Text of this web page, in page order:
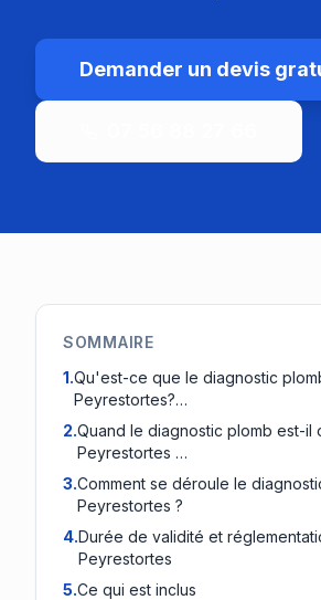
Demander un devis
SOMMAIRE
1.Qu'est-ce que le diagnostic
Peyrestortes?…
2.Quand le diagnostic plomb est-il
Peyrestortes …
3.Comment se déroule le
Peyrestortes ?
4.Durée de validité et
Peyrestortes
5.Ce qui est inclus